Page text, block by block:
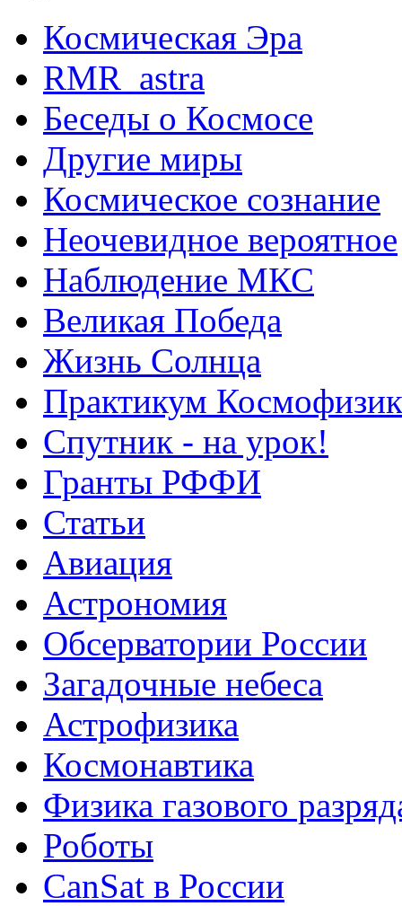
Космическая Эра
RMR_astra
Беседы о Космосе
Другие миры
Космическое сознание
Неочевидное вероятное
Наблюдение МКС
Великая Победа
Жизнь Солнца
Практикум
Спутник - на урок!
Гранты РФФИ
Статьи
Авиация
Астрономия
Обсерватории России
Загадочные небеса
Астрофизика
Космонавтика
Физика газового
Роботы
CanSat в России